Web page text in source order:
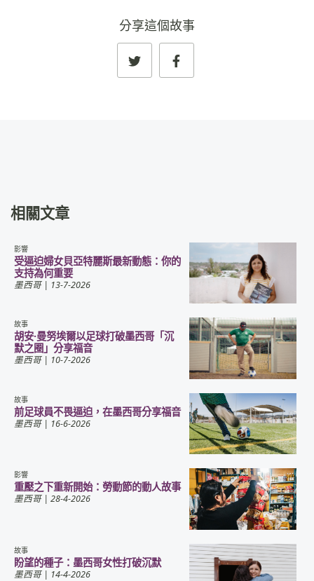
分享這個故事
相關文章
影響
受逼迫婦女貝亞特麗斯最新動態：你的
支持為何重要
墨西哥| 13-7-2026
故事
胡安·曼努埃爾以足球打破墨西哥「沉
默之圈」分享福音
墨西哥| 10-7-2026
故事
前足球員不畏逼迫，在墨西哥分享福音
墨西哥| 16-6-2026
影響
重壓之下重新開始：勞動節的動人故事
墨西哥| 28-4-2026
故事
盼望的種子：墨西哥女性打破沉默
墨西哥| 14-4-2026